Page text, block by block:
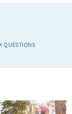
QUESTIONS